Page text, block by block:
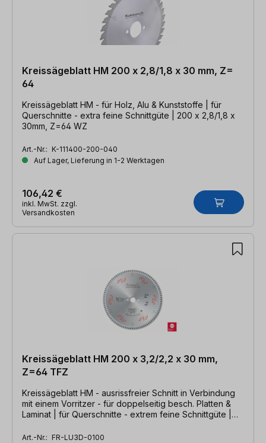
Kreissägeblatt HM 200 x 2,8/1,8 x 30 mm, Z=
64
Kreissägeblatt HM - für Holz, Alu & Kunststoffe | für
Querschnitte - extra feine Schnittgüte | 200 x 2,8/1,8 x
30mm, Z=64 WZ
Art.-Nr.: K-111400-200-040
Auf Lager, Lieferung in 1-2 Werktagen
106,42 €
inkl. MwSt. zzgl.
Versandkosten
Kreissägeblatt HM 200 x 3,2/2,2 x 30 mm,
Z=64 TFZ
Kreissägeblatt HM - ausrissfreier Schnitt in Verbindung
mit einem Vorritzer - für doppelseitig besch. Platten &
Laminat | für Querschnitte - extrem feine Schnittgüte |
Art.-Nr.: FR-LU3D-0100